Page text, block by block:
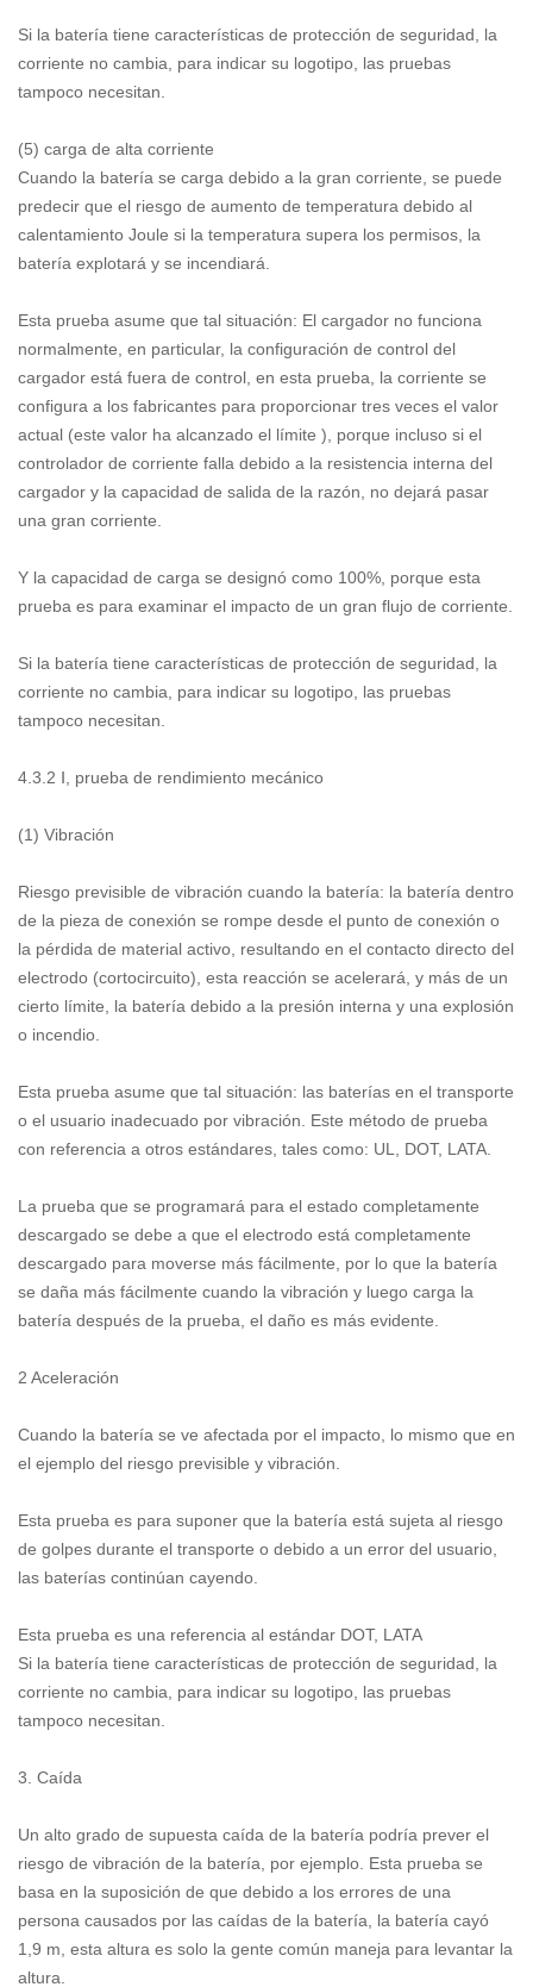
Si la batería tiene características de protección de seguridad, la
corriente no cambia, para indicar su logotipo, las pruebas
tampoco necesitan.
(5) carga de alta corriente
Cuando la batería se carga debido a la gran corriente, se puede
predecir que el riesgo de aumento de temperatura debido al
calentamiento Joule si la temperatura supera los permisos, la
batería explotará y se incendiará.
Esta prueba asume que tal situación: El cargador no funciona
normalmente, en particular, la configuración de control del
cargador está fuera de control, en esta prueba, la corriente se
configura a los fabricantes para proporcionar tres veces el valor
actual (este valor ha alcanzado el límite ), porque incluso si el
controlador de corriente falla debido a la resistencia interna del
cargador y la capacidad de salida de la razón, no dejará pasar
una gran corriente.
Y la capacidad de carga se designó como 100%, porque esta
prueba es para examinar el impacto de un gran flujo de corriente.
Si la batería tiene características de protección de seguridad, la
corriente no cambia, para indicar su logotipo, las pruebas
tampoco necesitan.
4.3.2 Ⅰ, prueba de rendimiento mecánico
(1) Vibración
Riesgo previsible de vibración cuando la batería: la batería dentro
de la pieza de conexión se rompe desde el punto de conexión o
la pérdida de material activo, resultando en el contacto directo del
electrodo (cortocircuito), esta reacción se acelerará, y más de un
cierto límite, la batería debido a la presión interna y una explosión
o incendio.
Esta prueba asume que tal situación: las baterías en el transporte
o el usuario inadecuado por vibración. Este método de prueba
con referencia a otros estándares, tales como: UL, DOT, LATA.
La prueba que se programará para el estado completamente
descargado se debe a que el electrodo está completamente
descargado para moverse más fácilmente, por lo que la batería
se daña más fácilmente cuando la vibración y luego carga la
batería después de la prueba, el daño es más evidente.
2 Aceleración
Cuando la batería se ve afectada por el impacto, lo mismo que en
el ejemplo del riesgo previsible y vibración.
Esta prueba es para suponer que la batería está sujeta al riesgo
de golpes durante el transporte o debido a un error del usuario,
las baterías continúan cayendo.
Esta prueba es una referencia al estándar DOT, LATA
Si la batería tiene características de protección de seguridad, la
corriente no cambia, para indicar su logotipo, las pruebas
tampoco necesitan.
3. Caída
Un alto grado de supuesta caída de la batería podría prever el
riesgo de vibración de la batería, por ejemplo. Esta prueba se
basa en la suposición de que debido a los errores de una
persona causados por las caídas de la batería, la batería cayó
1,9 m, esta altura es solo la gente común maneja para levantar la
altura.